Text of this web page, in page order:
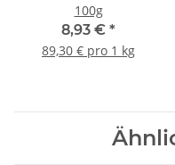
100g
8,93 € *
89,30 € pro 1 kg